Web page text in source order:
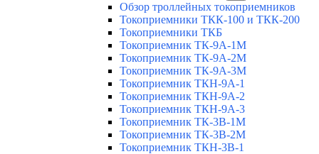
Обзор троллейных токоприемников
Токоприемники ТКК-100 и ТКК-200
Токоприемники ТКБ
Токоприемник ТК-9А-1М
Токоприемник ТК-9А-2М
Токоприемник ТК-9А-3М
Токоприемник ТКН-9А-1
Токоприемник ТКН-9А-2
Токоприемник ТКН-9А-3
Токоприемник ТК-3В-1М
Токоприемник ТК-3В-2М
Токоприемник ТКН-3В-1